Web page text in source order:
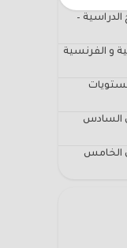
–
و الفرنسية
السادس
الخامس